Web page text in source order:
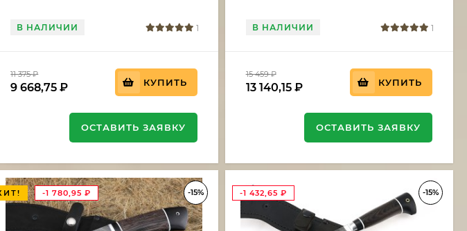
В НАЛИЧИИ 1
11 375₽
9 668,75₽ КУПИТЬ
ОСТАВИТЬ ЗАЯВКУ
В НАЛИЧИИ 1
15 459₽
13 140,15 ₽ КУПИТЬ
ОСТАВИТЬ ЗАЯВКУ
-15%
-1 780,95₽ -15%
-1 432,65 ₽